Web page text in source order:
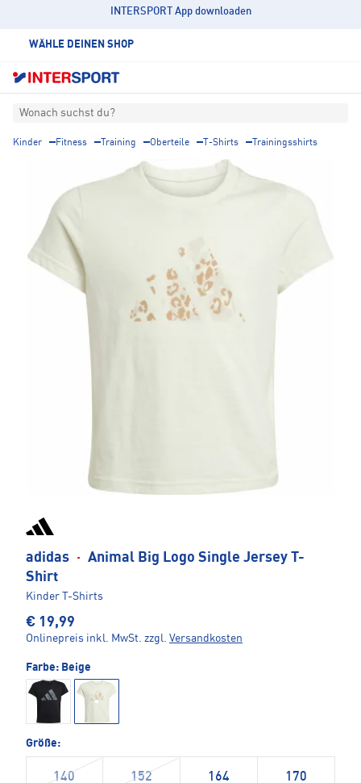
INTERSPORT App downloaden
WÄHLE DEINEN SHOP
Wonach suchst du?
Kinder Fitness Training Oberteile T-Shirts Trainingsshirts
adidas · Animal Big Logo Single Jersey T-
Shirt
Kinder T-Shirts
€ 19,99
Onlinepreis inkl. MwSt. zzgl. Versandkosten
Farbe: Beige
Größe:
140 152 164 170